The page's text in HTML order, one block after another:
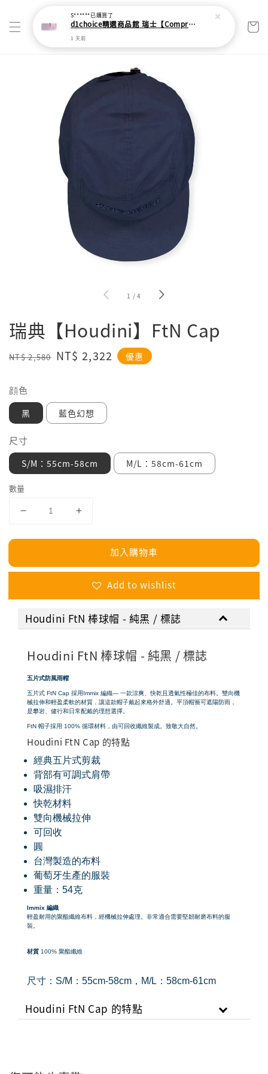
1 /4
瑞典【Houdini】FtN Cap
Regular
NT$ 2,580 Sale
NT$ 2,322 優惠
顔色
黑 藍色幻想
尺寸
S/M：55cm-58cm M/L：58cm-61cm
數量
加入購物車
Add to wishlist
Houdini FtN 棒球帽 - 純黑 / 標誌
Houdini FtN 棒球帽 - 純黑 / 標誌
五片式防風雨帽
五片式 FtN Cap 採用Immix 編織— 一款涼爽、快乾且透氣性極佳的布料。雙向機
械拉伸和輕盈柔軟的材質，讓這款帽子戴起來格外舒適。平頂帽簷可遮陽防雨，
是攀岩、健行和日常配戴的理想選擇。
FtN 帽子採用 100% 循環材料，由可回收纖維製成。致敬大自然。
Houdini FtN Cap 的特點
經典五片式剪裁
背部有可調式肩帶
吸濕排汗
快乾材料
雙向機械拉伸
可回收
圓
台灣製造的布料
葡萄牙生產的服裝
重量：54克
Immix 編織
輕盈耐用的聚酯纖維布料，經機械拉伸處理。非常適合需要堅韌耐磨布料的服
裝。
材質 100% 聚酯纖維
尺寸：S/M：55cm-58cm，M/L：58cm-61cm
Houdini FtN Cap 的特點
S******已購買了
d1choice精選商品館 瑞士【Compressport】2025 UTMB 寬版Pro FreeBelt.2自由腰帶
1 天前